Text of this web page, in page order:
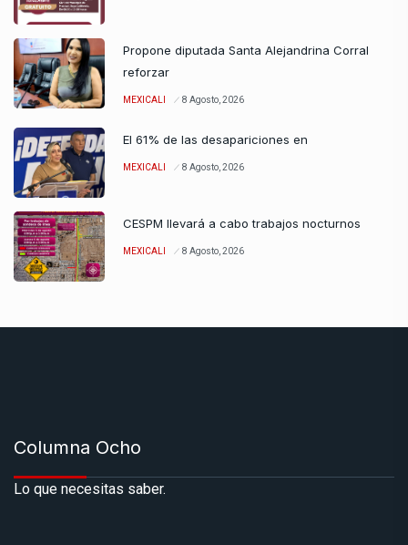
Propone diputada Santa Alejandrina Corral
reforzar
MEXICALI 8 Agosto, 2026
El 61% de las desapariciones en
MEXICALI 8 Agosto, 2026
CESPM llevará a cabo trabajos nocturnos
MEXICALI 8 Agosto, 2026
Columna Ocho
Lo que necesitas saber.